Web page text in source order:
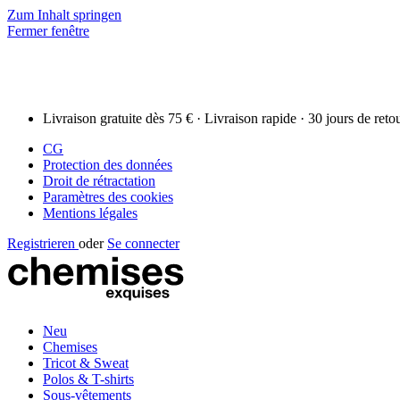
Zum Inhalt springen
Fermer fenêtre
Livraison gratuite dès 75 € · Livraison rapide · 30 jours de
CG
Protection des données
Droit de rétractation
Paramètres des cookies
Mentions légales
Registrieren oder Se connecter
Neu
Chemises
Tricot & Sweat
Polos & T-shirts
Sous-vêtements